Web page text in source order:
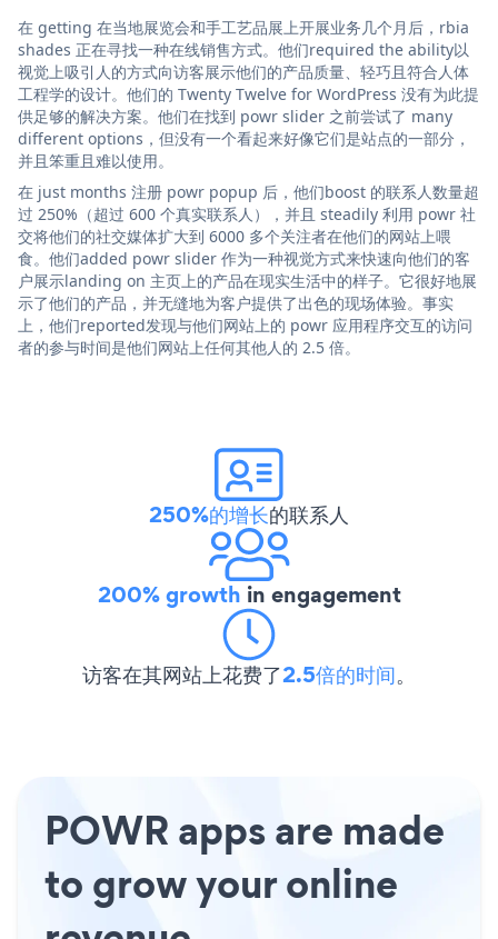
在 getting 在当地展览会和手工艺品展上开展业务几个月后，rbia
shades 正在寻找一种在线销售方式。他们required the ability以
视觉上吸引人的方式向访客展示他们的产品质量、轻巧且符合人体
工程学的设计。他们的 Twenty Twelve for WordPress 没有为此提
供足够的解决方案。他们在找到 powr slider 之前尝试了 many
different options，但没有一个看起来好像它们是站点的一部分，
并且笨重且难以使用。
在 just months 注册 powr popup 后，他们boost 的联系人数量超
过 250%（超过 600 个真实联系人），并且 steadily 利用 powr 社
交将他们的社交媒体扩大到 6000 多个关注者在他们的网站上喂
食。他们added powr slider 作为一种视觉方式来快速向他们的客
户展示landing on 主页上的产品在现实生活中的样子。它很好地展
示了他们的产品，并无缝地为客户提供了出色的现场体验。事实
上，他们reported发现与他们网站上的 powr 应用程序交互的访问
者的参与时间是他们网站上任何其他人的 2.5 倍。
250%的增长的联系人
200% growth in engagement
访客在其网站上花费了2.5倍的时间。
POWR apps are made
to grow your online